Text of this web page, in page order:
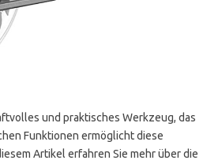
und praktisches Werkzeug, das
Funktionen ermöglicht diese
Artikel erfahren Sie mehr über die